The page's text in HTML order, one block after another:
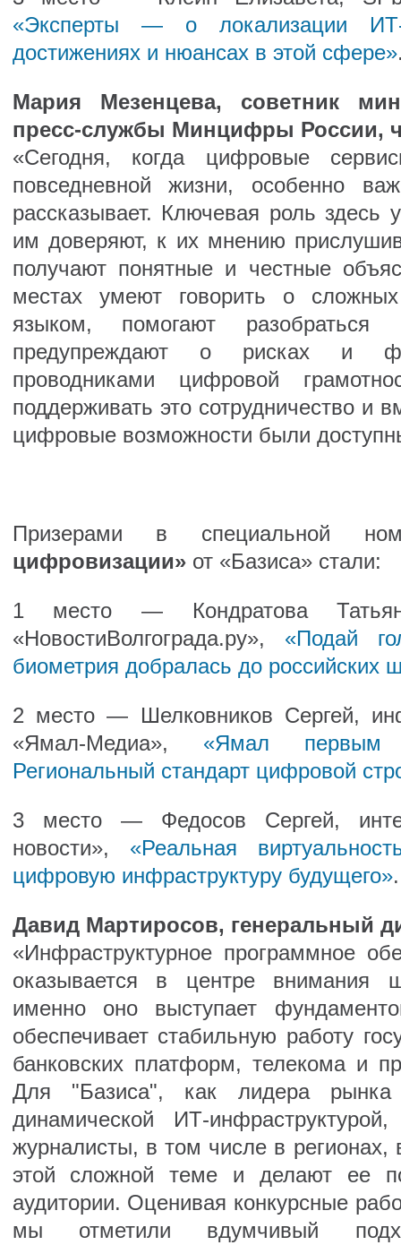
«Эксперты — о локализации ИТ-
достижениях и нюансах в этой сфере»
Мария Мезенцева, советник
пресс-службы Минцифры России,
«Сегодня, когда цифровые
повседневной жизни, особенно
рассказывает. Ключевая роль
им доверяют, к их мнению
получают понятные и честные
местах умеют говорить о
языком, помогают
предупреждают о рисках и
проводниками цифровой
поддерживать это сотрудничество и
цифровые возможности были
Призерами в специальной
цифровизации»от «Базиса» стали:
1 место — Кондратова
«НовостиВолгограда.ру», «Подай
биометрия добралась до российских
2 место — Шелковников Сергей,
«Ямал-Медиа», «Ямал
Региональный стандарт цифровой
3 место — Федосов Сергей,
новости», «Реальная
цифровую инфраструктуру будущего».
Давид Мартиросов, генеральный
«Инфраструктурное программное
оказывается в центре внимания
именно оно выступает
обеспечивает стабильную работу
банковских платформ, телекома и
Для "Базиса", как лидера
динамической ИТ-
журналисты, в том числе в
этой сложной теме и делают ее
аудитории. Оценивая конкурсные
мы отметили вдумчивый